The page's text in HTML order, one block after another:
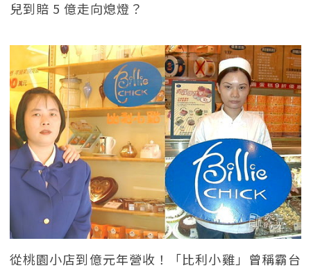
兒到賠 5 億走向熄燈？
從桃園小店到億元年營收！「比利小雞」曾稱霸台